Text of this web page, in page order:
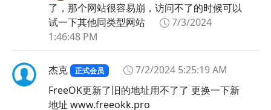
了，那个网站很容易崩，访问不了的时候可以
试一下其他同类型网站
7/3/2024
1:46:48 PM
杰克 正式会员
7/2/2024 5:25:19 AM
FreeOK更新了旧的地址用不了了 更换一下新
地址 www.freeokk.pro